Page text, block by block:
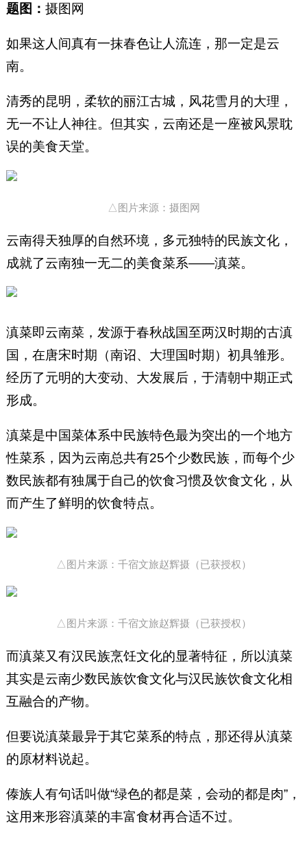
题图： 摄图网
如果这人间真有一抹春色让人流连，那一定是云
南。
清秀的昆明，柔软的丽江古城，风花雪月的大理，
无一不让人神往。但其实，云南还是一座被风景耽
误的美食天堂。
△图片来源：摄图网
云南得天独厚的自然环境，多元独特的民族文化，
成就了云南独一无二的美食菜系——滇菜。
滇菜即云南菜，发源于春秋战国至两汉时期的古滇
国，在唐宋时期（南诏、大理国时期）初具雏形。
经历了元明的大变动、大发展后，于清朝中期正式
形成。
滇菜是中国菜体系中民族特色最为突出的一个地方
性菜系，因为云南总共有25个少数民族，而每个少
数民族都有独属于自己的饮食习惯及饮食文化，从
而产生了鲜明的饮食特点。
△图片来源：千宿文旅赵辉摄（已获授权）
△图片来源：千宿文旅赵辉摄（已获授权）
而滇菜又有汉民族烹饪文化的显著特征，所以滇菜
其实是云南少数民族饮食文化与汉民族饮食文化相
互融合的产物。
但要说滇菜最异于其它菜系的特点，那还得从滇菜
的原材料说起。
傣族人有句话叫做“绿色的都是菜，会动的都是肉”，
这用来形容滇菜的丰富食材再合适不过。